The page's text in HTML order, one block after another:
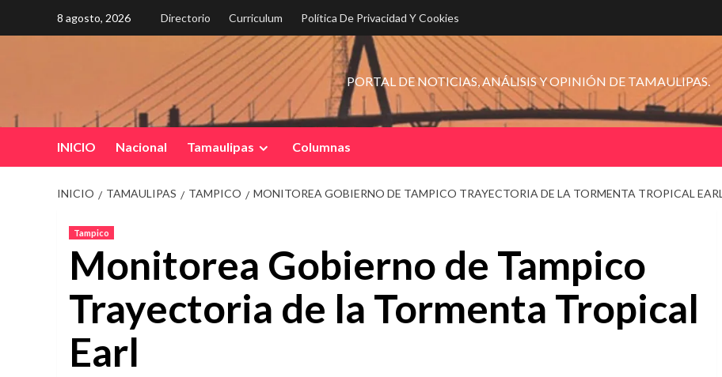
8 agosto, 2026 Directorio Curriculum Política De Privacidad Y Cookies
PORTAL DE NOTICIAS, ANÁLISIS Y OPINIÓN DE TAMAULIPAS.
INICIO Nacional Tamaulipas Columnas
INICIO TAMAULIPAS TAMPICO MONITOREA GOBIERNO DE TAMPICO TRAYECTORIA DE LA TORMENTA TROPICAL EARL
Tampico
Monitorea Gobierno de Tampico
Trayectoria de la Tormenta Tropical
Earl